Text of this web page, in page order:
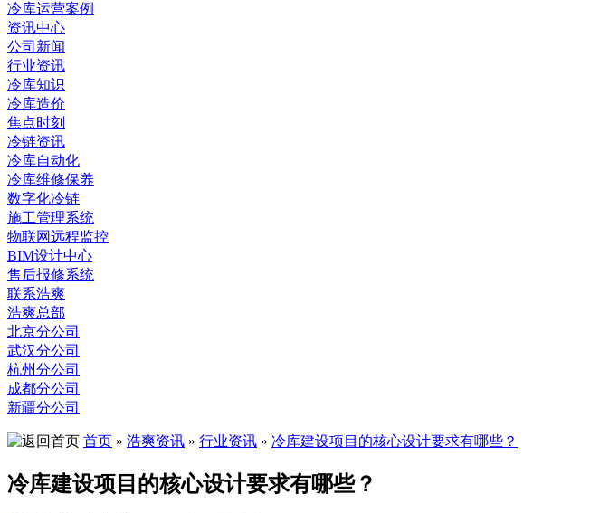
冷库运营案例
资讯中心
公司新闻
行业资讯
冷库知识
冷库造价
焦点时刻
冷链资讯
冷库自动化
冷库维修保养
数字化冷链
施工管理系统
物联网远程监控
BIM设计中心
售后报修系统
联系浩爽
浩爽总部
北京分公司
武汉分公司
杭州分公司
成都分公司
新疆分公司
首页 » 浩爽资讯 » 行业资讯 » 冷库建设项目的核心设计要求有哪些？
冷库建设项目的核心设计要求有哪些？